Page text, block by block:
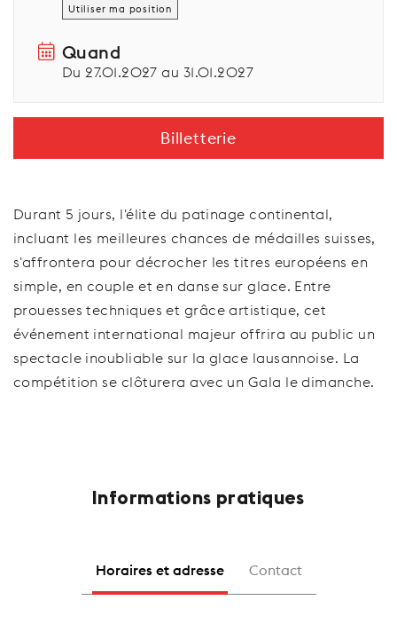
Utiliser ma position
Quand
Du 27.01.2027 au 31.01.2027
Billetterie
Durant 5 jours, l'élite du patinage continental,
incluant les meilleures chances de médailles suisses,
s'affrontera pour décrocher les titres européens en
simple, en couple et en danse sur glace. Entre
prouesses techniques et grâce artistique, cet
événement international majeur offrira au public un
spectacle inoubliable sur la glace lausannoise. La
compétition se clôturera avec un Gala le dimanche.
Informations pratiques
Horaires et adresse Contact